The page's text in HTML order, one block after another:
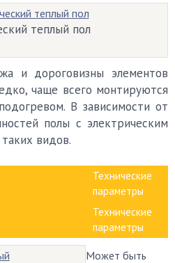
теплый пол
и дороговизны элементов
чаще всего монтируются
В зависимости от
полы с электрическим
видов.
Технические
параметры
Технические
параметры
Может быть